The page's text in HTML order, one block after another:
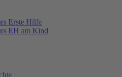
Erste Hilfe
EH am Kind